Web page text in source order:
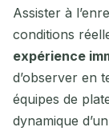
Assister à
conditions
expérience
d’observer en
équipes de
dynamique